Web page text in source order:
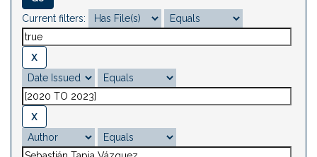
Current filters: